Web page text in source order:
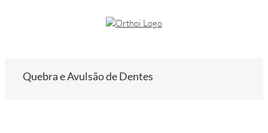
Quebra e Avulsão de Dentes